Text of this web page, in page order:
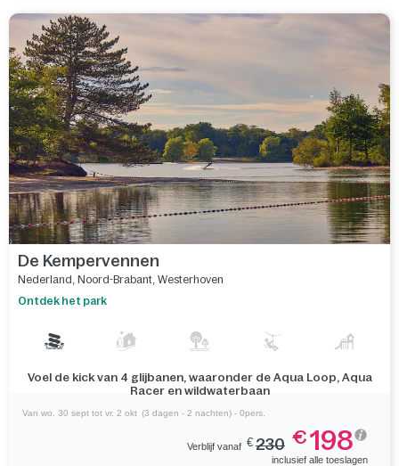
Vergelijk
De Kempervennen
Nederland, Noord-Brabant, Westerhoven
Ontdek het park
Voel de kick van 4 glijbanen, waaronder de Aqua Loop, Aqua
Racer en wildwaterbaan
Van wo. 30 sept tot vr. 2 okt (3 dagen - 2 nachten) - 0pers.
Verblijf vanaf € 230 €198
inclusief alle toeslagen